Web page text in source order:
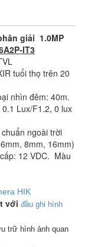
giải 1.0MP
IT3
tuổi thọ trên 20
nhìn đêm: 40m.
Lux/F1.2, 0 lux
ngoài trời
8mm, 16mm)
12 VDC. Màu
HIK
với đầu ghi hình
trữ hình ảnh quan